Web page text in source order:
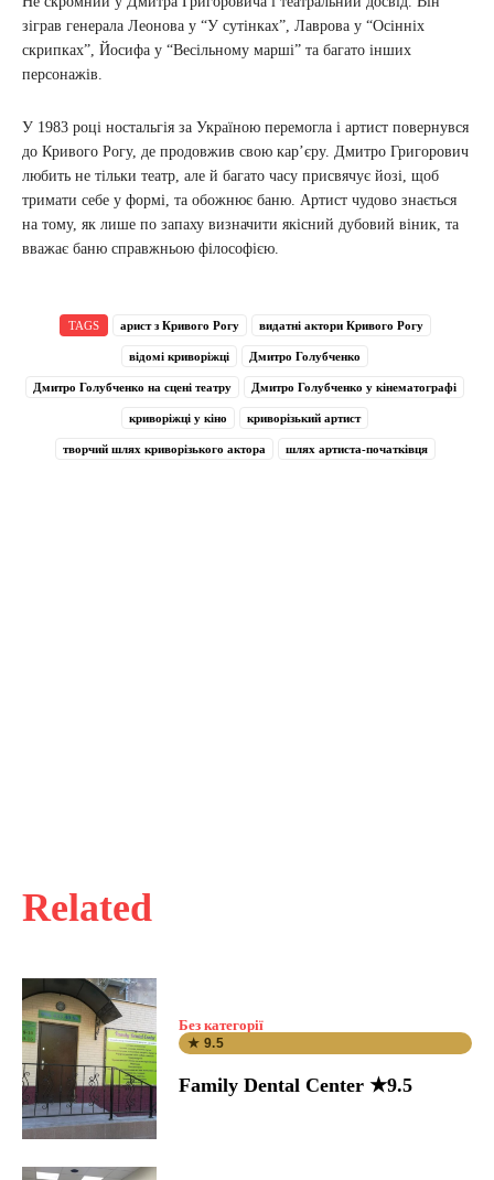
Related
Без категорії
★ 9.5
Family Dental Center ★9.5
зіграв генерала Леонова у “У сутінках”, Лаврова у “Осінніх
скрипках”, Йосифа у “Весільному марші” та багато інших
персонажів.
У 1983 році ностальгія за Україною перемогла і артист повернувся
до Кривого Рогу, де продовжив свою кар’єру. Дмитро Григорович
любить не тільки театр, але й багато часу присвячує йозі, щоб
тримати себе у формі, та обожнює баню. Артист чудово знається
на тому, як лише по запаху визначити якісний дубовий віник, та
вважає баню справжньою філософією.
TAGS арист з Кривого Рогу видатні актори Кривого Рогу
відомі криворіжці Дмитро Голубченко
Дмитро Голубченко на сцені театру Дмитро Голубченко у кінематографі
криворіжці у кіно криворізький артист
творчий шлях криворізького актора шлях артиста-початківця